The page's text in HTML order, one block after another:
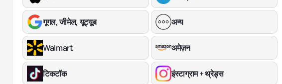
गूगल, जीमेल, यूट्यूब अन्य
Walmart अमेज़न
टिकटॉक इंस्टाग्राम + थ्रेड्स